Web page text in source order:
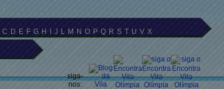
|
siga-
nos:
C D E F G H J L M N O P Q R S T U V X